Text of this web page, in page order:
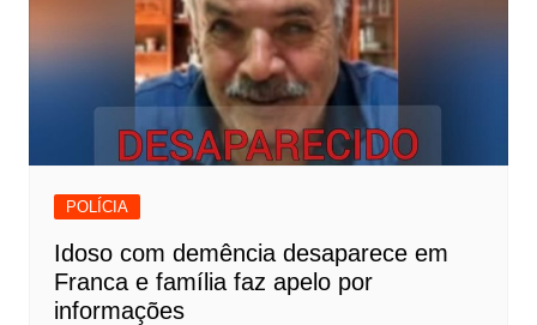
POLÍCIA
Idoso com demência desaparece em
Franca e família faz apelo por
informações